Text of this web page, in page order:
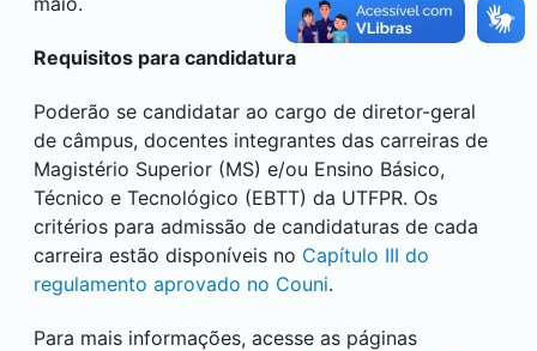
Requisitos para candidatura
Poderão se candidatar ao cargo de diretor-geral
de câmpus, docentes integrantes das carreiras de
Magistério Superior (MS) e/ou Ensino Básico,
Técnico e Tecnológico (EBTT) da UTFPR. Os
critérios para admissão de candidaturas de cada
carreira estão disponíveis no Capítulo III do
regulamento aprovado no Couni.
Para mais informações, acesse as páginas